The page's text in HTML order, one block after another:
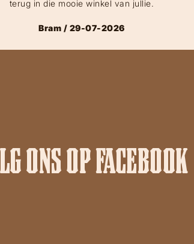
terug in die mooie winkel van jullie.
Bram / 29-07-2026
ONS OP FACEBOOK